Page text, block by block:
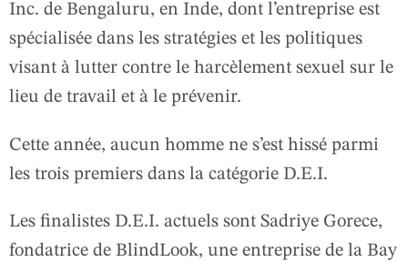
Inc. de Bengaluru, en Inde, dont l’entreprise est
spécialisée dans les stratégies et les politiques
visant à lutter contre le harcèlement sexuel sur le
lieu de travail et à le prévenir.
Cette année, aucun homme ne s’est hissé parmi
les trois premiers dans la catégorie D.E.I.
Les finalistes D.E.I. actuels sont Sadriye Gorece,
fondatrice de BlindLook, une entreprise de la Bay